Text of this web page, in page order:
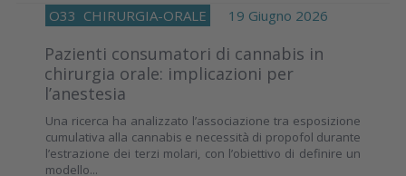
O33 CHIRURGIA-ORALE 19 Giugno 2026
Pazienti consumatori di cannabis in
chirurgia orale: implicazioni per
l’anestesia
Una ricerca ha analizzato l’associazione tra esposizione
cumulativa alla cannabis e necessità di propofol durante
l’estrazione dei terzi molari, con l’obiettivo di definire un
modello...